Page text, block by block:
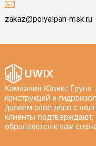
zakaz@polyalpan-msk.ru
Компания Ювикс Групп
конструкций и
делаем своё дело с
клиенты
обращаются к нам